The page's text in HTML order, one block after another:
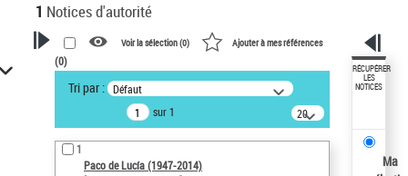
1 Notices d'autorité
VOTRE RECHERCHE
Recherche avancée dans les
notices d’autorité
Œuvres liées à l'auteur :
Paco de Lucía (1947-2014)
Voir la sélection (0) Ajouter à mes références
(0)
Tri par : Défaut
sur 1
20
résultats/page
1
Paco de Lucía (1947-2014)
RÉCUPÉRER
LES
NOTICES
Ma